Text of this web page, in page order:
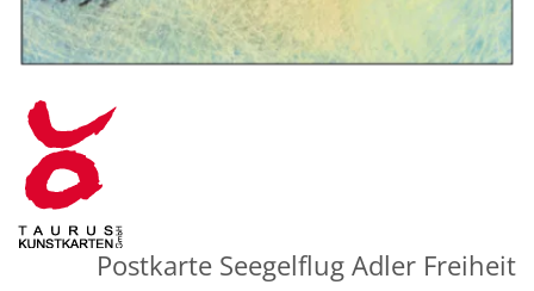
Postkarte Seegelflug Adler Freiheit